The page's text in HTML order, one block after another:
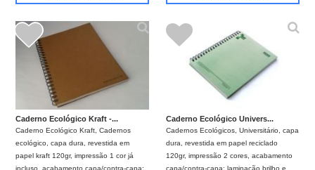
Caderno Ecológico Kraft -...
Caderno Ecológico Kraft, Cadernos
ecológico, capa dura, revestida em
papel kraft 120gr, impressão 1 cor já
incluso, acabamento capa/contra-capa:
Caderno Ecológico Univers...
Cadernos Ecológicos, Universitário, capa
dura, revestida em papel reciclado
120gr, impressão 2 cores, acabamento
capa/contra-capa: laminação brilho e